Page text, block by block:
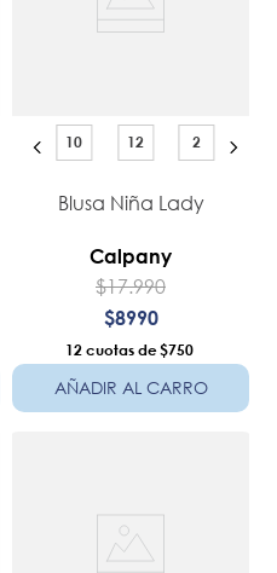
10 12 2
Blusa Niña Lady
Calpany
$17.990
$8990
12 $750
AÑADIR AL CARRO